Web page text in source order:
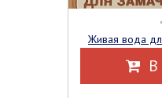
Живая вода